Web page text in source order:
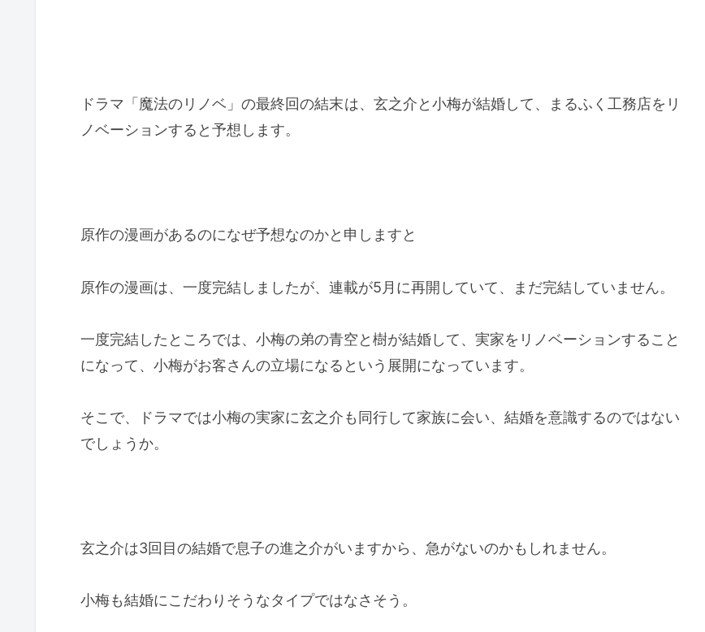
ドラマ「魔法のリノベ」の最終回の結末は、玄之介と小梅が結婚して、まるふく工務店をリ
ノベーションすると予想します。
原作の漫画があるのになぜ予想なのかと申しますと
原作の漫画は、一度完結しましたが、連載が5月に再開していて、まだ完結していません。
一度完結したところでは、小梅の弟の青空と樹が結婚して、実家をリノベーションすること
になって、小梅がお客さんの立場になるという展開になっています。
そこで、ドラマでは小梅の実家に玄之介も同行して家族に会い、結婚を意識するのではない
でしょうか。
玄之介は3回目の結婚で息子の進之介がいますから、急がないのかもしれません。
小梅も結婚にこだわりそうなタイプではなさそう。